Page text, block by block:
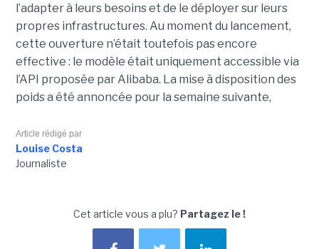
l’adapter à leurs besoins et de le déployer sur leurs
propres infrastructures. Au moment du lancement,
cette ouverture n’était toutefois pas encore
effective : le modèle était uniquement accessible via
l’API proposée par Alibaba. La mise à disposition des
poids a été annoncée pour la semaine suivante,
Article rédigé par
Louise Costa
Journaliste
Cet article vous a plu? Partagez le !